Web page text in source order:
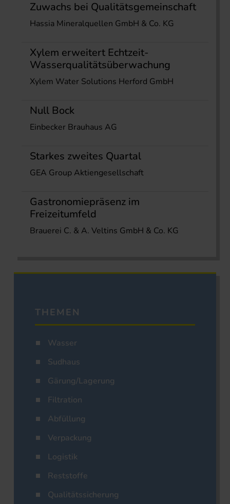
Zuwachs bei Qualitätsgemeinschaft
Hassia Mineralquellen GmbH & Co. KG
Xylem erweitert Echtzeit-
Wasserqualitätsüberwachung
Xylem Water Solutions Herford GmbH
Null Bock
Einbecker Brauhaus AG
Starkes zweites Quartal
GEA Group Aktiengesellschaft
Gastronomiepräsenz im
Freizeitumfeld
Brauerei C. & A. Veltins GmbH & Co. KG
THEMEN
Wasser
Sudhaus
Gärung/Lagerung
Filtration
Abfüllung
Verpackung
Logistik
Reststoffe
Qualitätssicherung